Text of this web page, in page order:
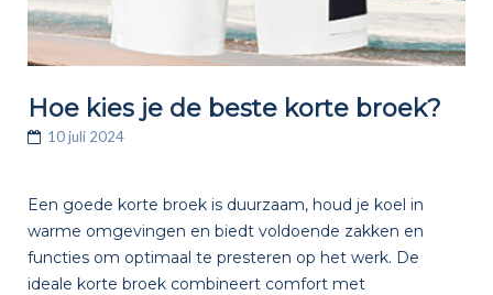
Hoe kies je de beste korte broek?
10 juli 2024
Een goede korte broek is duurzaam, houd je koel in
warme omgevingen en biedt voldoende zakken en
functies om optimaal te presteren op het werk. De
ideale korte broek combineert comfort met